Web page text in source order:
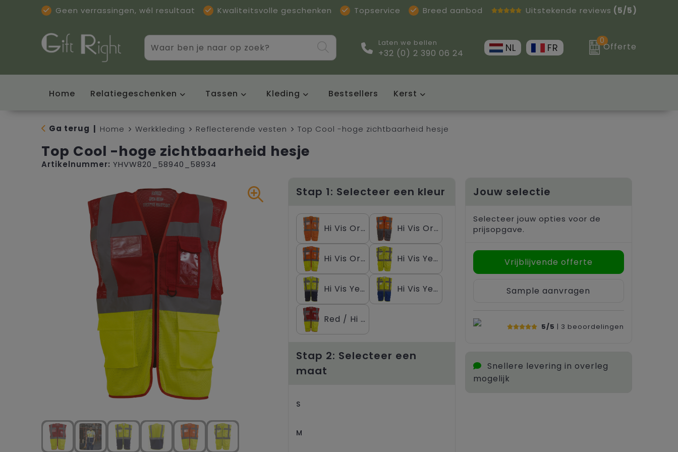
Geen verrassingen, wél resultaat Kwaliteitsvolle geschenken Topservice Breed aanbod Uitstekende reviews (5/5)
Laten we bellen
+32 (0) 2 390 06 24 NL FR
0
Offerte
Home Relatiegeschenken Tassen Kleding Bestsellers Kerst
Ga terug Home Werkkleding Reflecterende vesten Top Cool -hoge zichtbaarheid hesje
Top Cool -hoge zichtbaarheid hesje
Artikelnummer: YHVW820_58940_58934
Stap 1: Selecteer een kleur
Hi Vis Orange Hi Vis Orange / Grey
Hi Vis Orange / Hi Vis Yellow Hi Vis Yellow
Hi Vis Yellow / Navy Hi Vis Yellow / Royal Blue
Red / Hi Vis Yellow
Stap 2: Selecteer een
maat
S
M
Jouw selectie
Selecteer jouw opties voor de
prijsopgave.
Vrijblijvende offerte
Sample aanvragen
5/5 | 3 beoordelingen
Snellere levering in overleg
mogelijk